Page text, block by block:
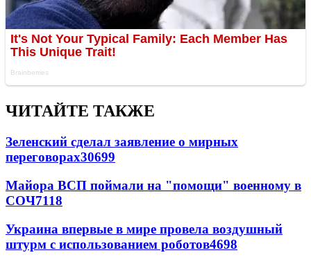
ЧИТАЙТЕ ТАКЖЕ
Зеленский сделал заявление о мирных
переговорах30699
Майора ВСП поймали на "помощи" военному в
СОЧ7118
Украина впервые в мире провела воздушный
штурм с использованием роботов4698